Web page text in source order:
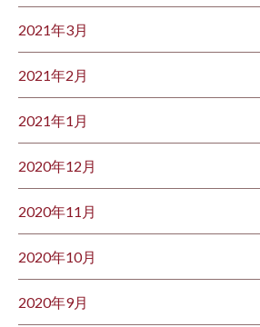
2021年3月
2021年2月
2021年1月
2020年12月
2020年11月
2020年10月
2020年9月